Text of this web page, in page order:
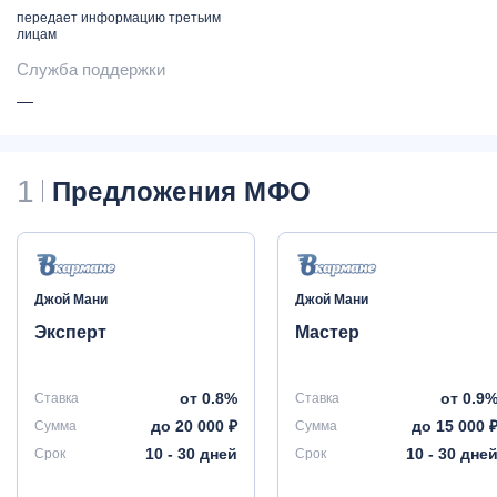
передает информацию третьим
лицам
Служба поддержки
—
1 Предложения МФО
Джой Мани
Эксперт
Ставка от 0.8%
Сумма до 20 000 ₽
Срок 10 - 30 дней
Джой Мани
Мастер
Ставка от 0.9%
Сумма до 15 000 ₽
Срок 10 - 30 дней